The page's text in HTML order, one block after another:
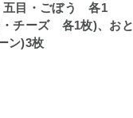
五目・ごぼう 各1
チーズ 各1枚)、おと
ン)3枚